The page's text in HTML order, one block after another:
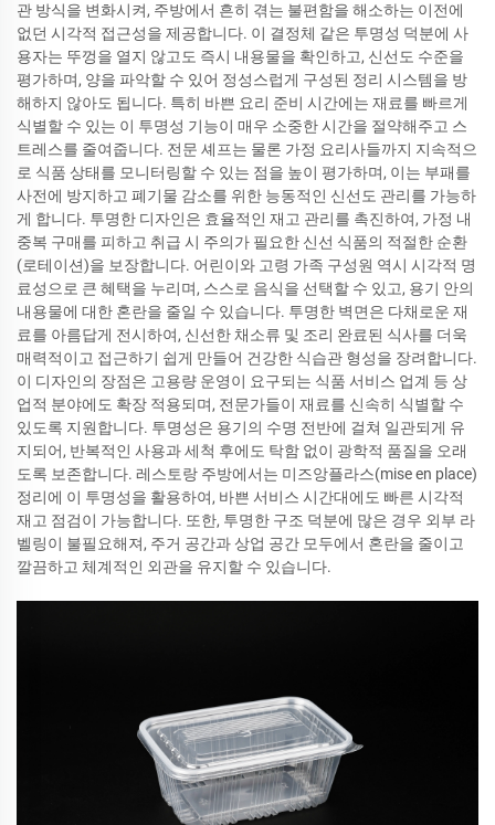
관 방식을 변화시켜, 주방에서 흔히 겪는 불편함을 해소하는 이전에
없던 시각적 접근성을 제공합니다. 이 결정체 같은 투명성 덕분에 사
용자는 뚜껑을 열지 않고도 즉시 내용물을 확인하고, 신선도 수준을
평가하며, 양을 파악할 수 있어 정성스럽게 구성된 정리 시스템을 방
해하지 않아도 됩니다. 특히 바쁜 요리 준비 시간에는 재료를 빠르게
식별할 수 있는 이 투명성 기능이 매우 소중한 시간을 절약해주고 스
트레스를 줄여줍니다. 전문 셰프는 물론 가정 요리사들까지 지속적으
로 식품 상태를 모니터링할 수 있는 점을 높이 평가하며, 이는 부패를
사전에 방지하고 폐기물 감소를 위한 능동적인 신선도 관리를 가능하
게 합니다. 투명한 디자인은 효율적인 재고 관리를 촉진하여, 가정 내
중복 구매를 피하고 취급 시 주의가 필요한 신선 식품의 적절한 순환
(로테이션)을 보장합니다. 어린이와 고령 가족 구성원 역시 시각적 명
료성으로 큰 혜택을 누리며, 스스로 음식을 선택할 수 있고, 용기 안의
내용물에 대한 혼란을 줄일 수 있습니다. 투명한 벽면은 다채로운 재
료를 아름답게 전시하여, 신선한 채소류 및 조리 완료된 식사를 더욱
매력적이고 접근하기 쉽게 만들어 건강한 식습관 형성을 장려합니다.
이 디자인의 장점은 고용량 운영이 요구되는 식품 서비스 업계 등 상
업적 분야에도 확장 적용되며, 전문가들이 재료를 신속히 식별할 수
있도록 지원합니다. 투명성은 용기의 수명 전반에 걸쳐 일관되게 유
지되어, 반복적인 사용과 세척 후에도 탁함 없이 광학적 품질을 오래
도록 보존합니다. 레스토랑 주방에서는 미즈앙플라스(mise en place)
정리에 이 투명성을 활용하여, 바쁜 서비스 시간대에도 빠른 시각적
재고 점검이 가능합니다. 또한, 투명한 구조 덕분에 많은 경우 외부 라
벨링이 불필요해져, 주거 공간과 상업 공간 모두에서 혼란을 줄이고
깔끔하고 체계적인 외관을 유지할 수 있습니다.